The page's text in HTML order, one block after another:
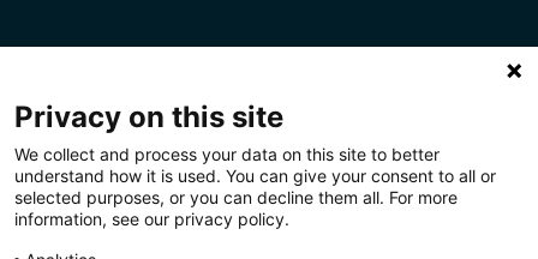
Privacy on this site
We collect and process your data on this site to better
understand how it is used. You can give your consent to all or
selected purposes, or you can decline them all. For more
information, see our privacy policy.